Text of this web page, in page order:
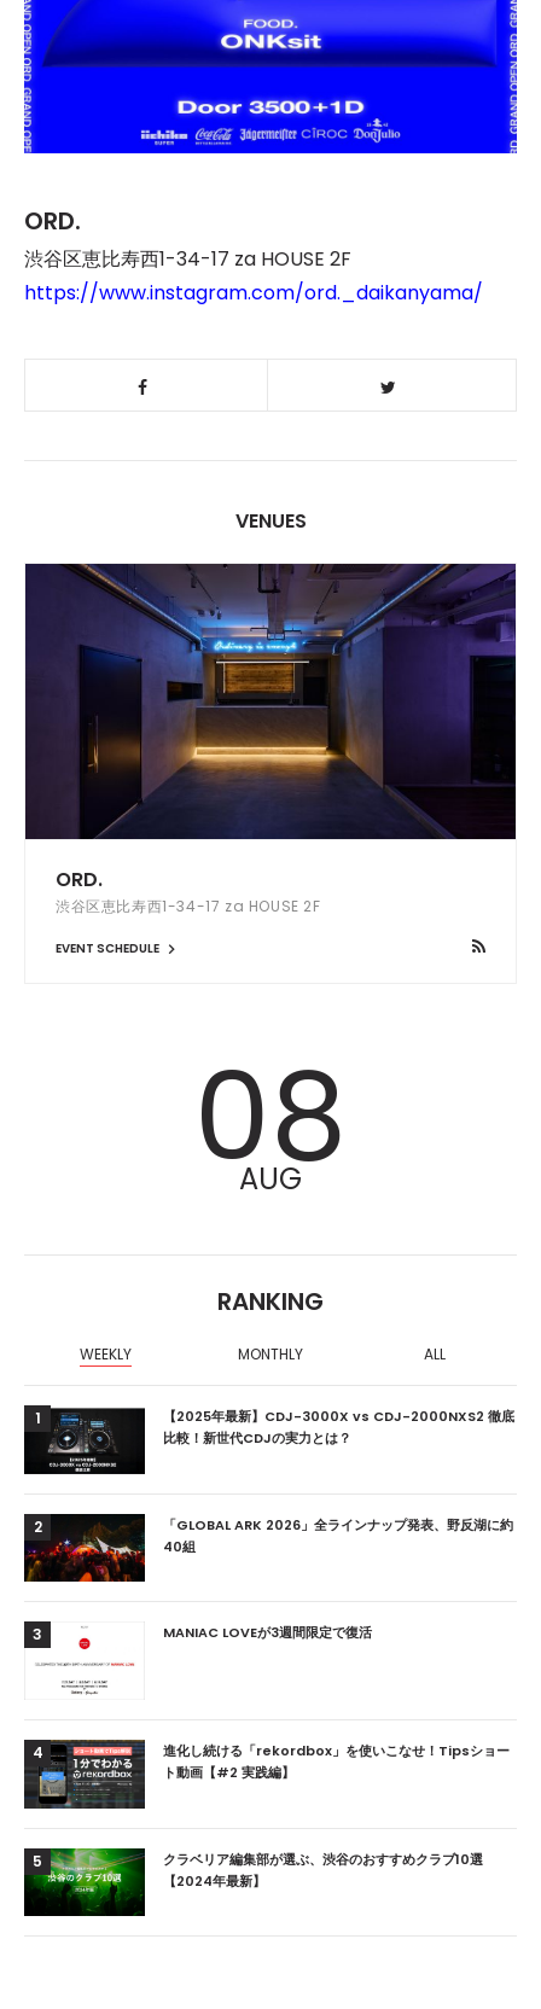
ORD.
渋谷区恵比寿西1-34-17 za HOUSE 2F
https://www.instagram.com/ord._daikanyama/
VENUES
ORD.
渋谷区恵比寿西1-34-17 za HOUSE 2F
EVENT SCHEDULE
08
AUG
RANKING
WEEKLY MONTHLY ALL
1
【2025年最新】CDJ-3000X vs CDJ-2000NXS2 徹底
比較！新世代CDJの実力とは？
2
「GLOBAL ARK 2026」全ラインナップ発表、野反湖に約
40組
3 MANIAC LOVEが3週間限定で復活
4
進化し続ける「rekordbox」を使いこなせ！Tipsショー
ト動画【#2 実践編】
5
クラベリア編集部が選ぶ、渋谷のおすすめクラブ10選
【2024年最新】